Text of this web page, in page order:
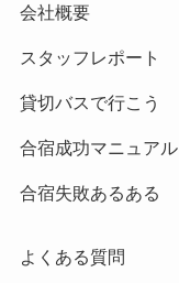
会社概要
スタッフレポート
貸切バスで行こう
合宿成功マニュアル
合宿失敗あるある
よくある質問